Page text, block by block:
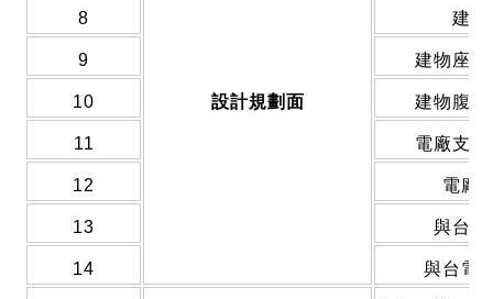
設計規劃面
8 建
9 建物座
10 建物腹
11 電廠支
12 電廠
13 與台
14 與台電